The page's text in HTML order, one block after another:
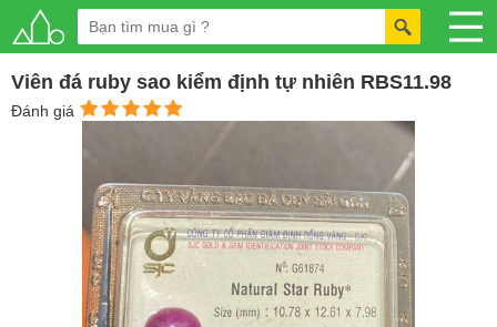
Viên đá ruby sao kiểm định tự nhiên RBS11.98
Đánh giá